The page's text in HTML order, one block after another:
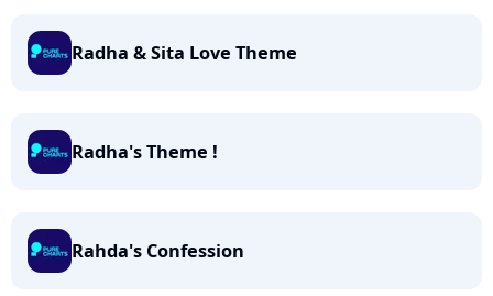
Radha & Sita Love Theme
Radha's Theme !
Rahda's Confession